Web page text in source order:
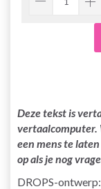
Deze tekst is
vertaalcomputer.
een mens te
op als je nog
DROPS-